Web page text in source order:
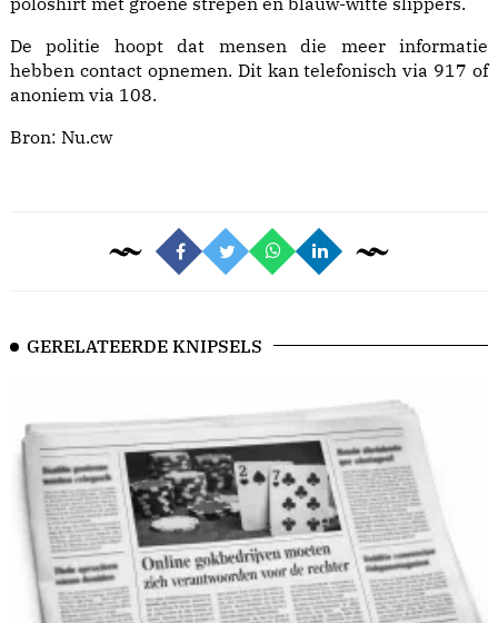
De politie hoopt dat mensen die meer informatie
hebben contact opnemen. Dit kan telefonisch via 917 of
anoniem via 108.
Bron: Nu.cw
GERELATEERDE KNIPSELS